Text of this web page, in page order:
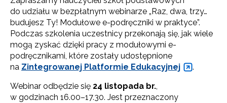
do udziału w bezpłatnym webinarze „Raz, dwa, trzy…
budujesz Ty! Modułowe e-podręczniki w praktyce”.
Podczas szkolenia uczestnicy przekonają się, jak wiele
mogą zyskać dzięki pracy z modułowymi e-
podręcznikami, które zostały udostępnione
na Zintegrowanej Platformie Edukacyjnej
.
Webinar odbędzie się 24 listopada br.,
w godzinach 16.00–17.30. Jest przeznaczony